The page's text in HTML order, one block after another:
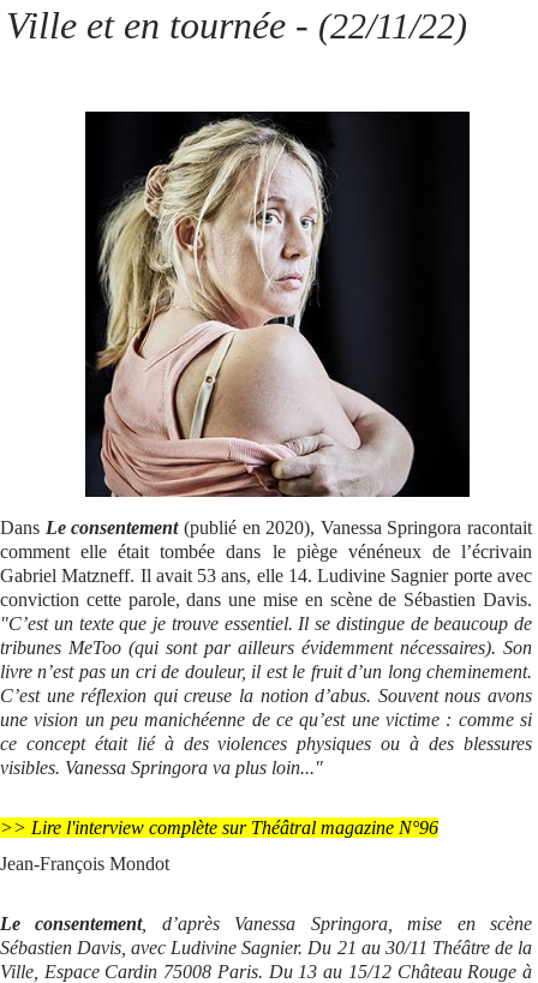
Se connecter
Ville et en tournée - (22/11/22)
Dans Le consentement(publié en 2020), Vanessa Springora racontait
comment elle était tombée dans le piège vénéneux de l’écrivain
Gabriel Matzneff. Il avait 53 ans, elle 14. Ludivine Sagnier porte avec
conviction cette parole, dans une mise en scène de Sébastien Davis.
"C’est un texte que je trouve essentiel. Il se distingue de beaucoup de
tribunes MeToo (qui sont par ailleurs évidemment nécessaires). Son
livre n’est pas un cri de douleur, il est le fruit d’un long cheminement.
C’est une réflexion qui creuse la notion d’abus. Souvent nous avons
une vision un peu manichéenne de ce qu’est une victime : comme si
ce concept était lié à des violences physiques ou à des blessures
visibles. Vanessa Springora va plus loin..."
>> Lire l'interview complète sur Théâtral magazine N°96
Jean-François Mondot
Le consentement, d’après Vanessa Springora, mise en scène
Sébastien Davis, avec Ludivine Sagnier. Du 21 au 30/11 Théâtre de la
Ville, Espace Cardin 75008 Paris. Du 13 au 15/12 Château Rouge à